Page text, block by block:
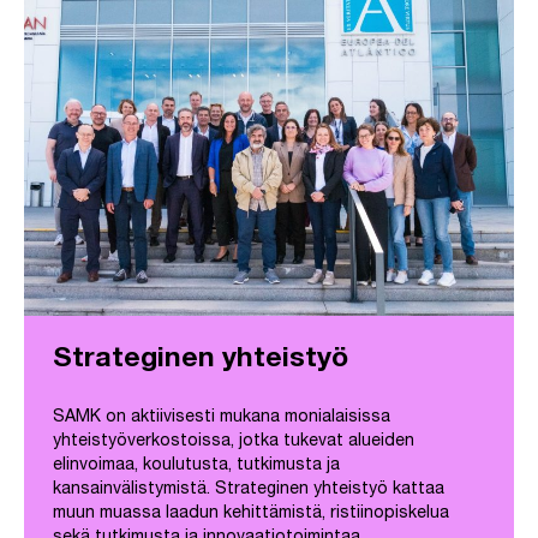
Strateginen yhteistyö
SAMK on aktiivisesti mukana monialaisissa
yhteistyöverkostoissa, jotka tukevat alueiden
elinvoimaa, koulutusta, tutkimusta ja
kansainvälistymistä. Strateginen yhteistyö kattaa
muun muassa laadun kehittämistä, ristiinopiskelua